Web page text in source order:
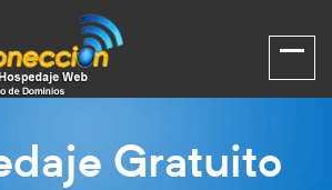
Gratuito